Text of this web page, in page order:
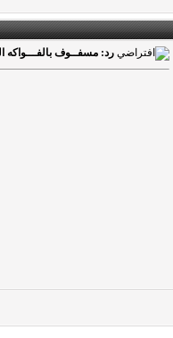
رد: مسفــوف بالفـــواكه